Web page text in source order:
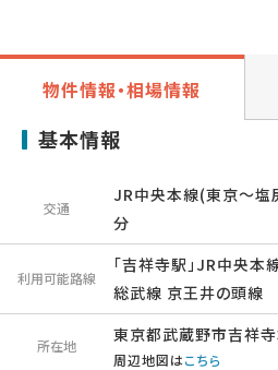
物件情報・相場情報
基本情報
交通
JR中央本線(東京～塩
分
利用可能路線
「吉祥寺駅」JR中央
総武線 京王井の頭線
所在地
東京都武蔵野市吉祥
周辺地図はこちら